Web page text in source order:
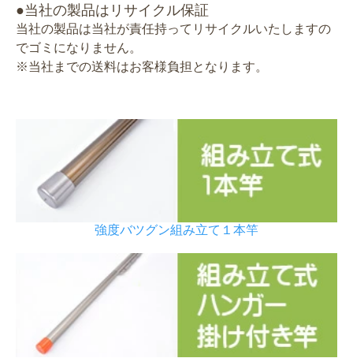
●当社の製品はリサイクル保証
当社の製品は当社が責任持ってリサイクルいたしますの
でゴミになりません。
※当社までの送料はお客様負担となります。
強度バツグン組み立て１本竿